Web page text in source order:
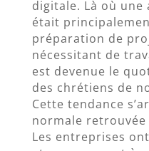
digitale. Là où une
était
préparation de
nécessitant de
est devenue le
des chrétiens de
Cette tendance
normale retrouvée
Les entreprises